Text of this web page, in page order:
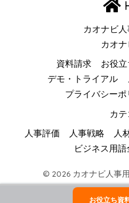
カオナビ
カオナ
資料請求 お役
デモ・トライアル
プライバシーポ
カ
人事評価 人事戦略 人
ビジネス用語
© 2026 カオナビ人事
お役立ち資